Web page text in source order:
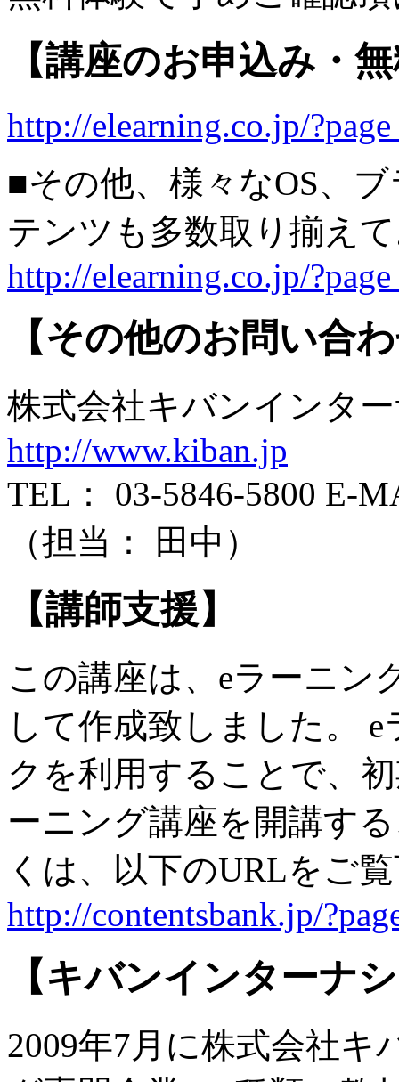
【講座のお申込み・
http://elearning.co.jp/
■その他、様々なOS、
テンツも多数取り揃え
http://elearning.co.jp/
【その他のお問い合
株式会社キバンインタ
http://www.kiban.jp
TEL： 03-5846-5800 E-
（担当： 田中）
【講師支援】
この講座は、eラーニン
して作成致しました。
クを利用することで、
ーニング講座を開講す
くは、以下のURLをご
http://contentsbank.jp/
【キバンインターナ
2009年7月に株式会社キ